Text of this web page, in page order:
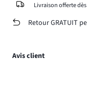
Livraison offerte
Retour GRATUIT
Avis client